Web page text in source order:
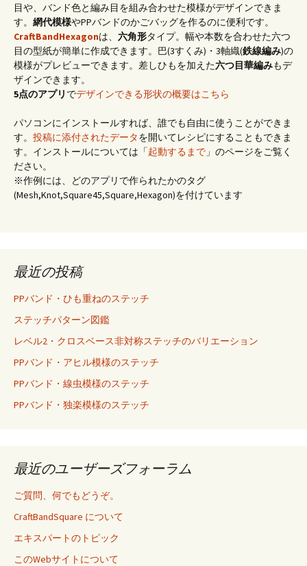
目や、バンド色と編み目を組み合わせた模様がデザインできま
す。 網代模様やPPバンドのかごバッグを作るのに便利です。
CraftBandHexagonは、 六角形タイプ。幅や本数を合わせた六つ
目の型紙が簡単に作成できます。巴(3すくみ)・3軸織(鉄線編み)の
模様がプレビューできます。差しひもを加えた六つ目華編みもデ
ザインできます。
5点のアプリ でデザインできる形状の概要はこちら
パソコンにインストールすれば、誰でも自由に使うことができま
す。 投稿に添付されたデータを開いてレシピにすることもできま
す。インストールについては「起動するまで 」のページをご覧く
ださい。
※作例には、どのアプリで作られたかのタグ
(Mesh,Knot,Square45,Square,Hexagon)を付けています
最近の投稿
PPバンド・ひも重ねのステッチ
ステッチパターン図鑑
レベル2・クロスベース非対称ステッチのバリエーション
PPバンド・アヒル模様のステッチ
PPバンド・線虫模様のステッチ
PPバンド・独楽模様のステッチ
最近のユーザーズフォーラム
ご質問、何でもどうぞ。
CraftBandSquare について
エキスパートのトピック
このWebサイトについて